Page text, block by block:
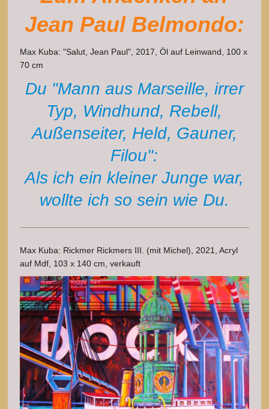
Jean Paul Belmondo:
Max Kuba: "Salut, Jean Paul", 2017, Öl auf Leinwand, 100 x
70 cm
Du "Mann aus Marseille, irrer
Typ, Windhund, Rebell,
Außenseiter, Held, Gauner,
Filou":
Als ich ein kleiner Junge war,
wollte ich so sein wie Du.
Max Kuba: Rickmer Rickmers III. (mit Michel), 2021, Acryl
auf Mdf, 103 x 140 cm, verkauft